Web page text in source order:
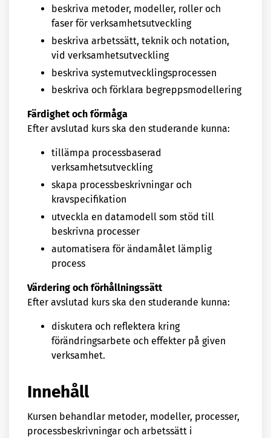
beskriva metoder, modeller, roller och
faser för verksamhetsutveckling
beskriva arbetssätt, teknik och notation,
vid verksamhetsutveckling
beskriva systemutvecklingsprocessen
beskriva och förklara begreppsmodellering
Färdighet och förmåga
Efter avslutad kurs ska den studerande kunna:
tillämpa processbaserad
verksamhetsutveckling
skapa processbeskrivningar och
kravspecifikation
utveckla en datamodell som stöd till
beskrivna processer
automatisera för ändamålet lämplig
process
Värdering och förhållningssätt
Efter avslutad kurs ska den studerande kunna:
diskutera och reflektera kring
förändringsarbete och effekter på given
verksamhet.
Innehåll
Kursen behandlar metoder, modeller, processer,
processbeskrivningar och arbetssätt i